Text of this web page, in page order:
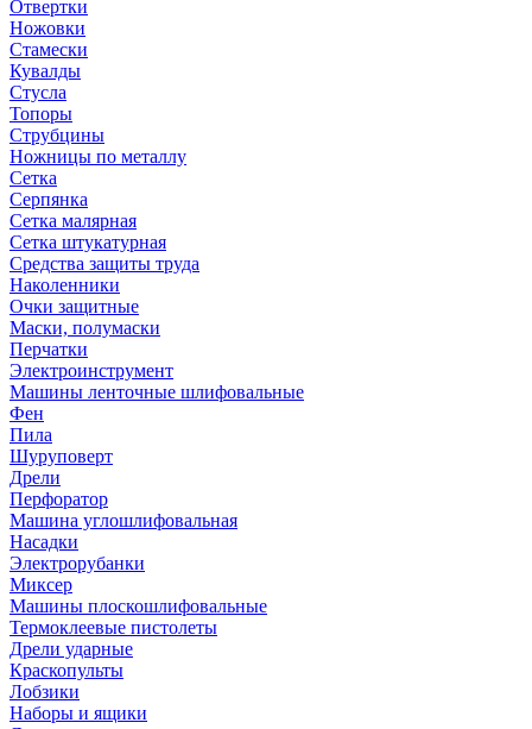
Отвертки
Ножовки
Стамески
Кувалды
Стусла
Топоры
Струбцины
Ножницы по металлу
Сетка
Серпянка
Сетка малярная
Сетка штукатурная
Средства защиты труда
Наколенники
Очки защитные
Маски, полумаски
Перчатки
Электроинструмент
Машины ленточные шлифовальные
Фен
Пила
Шуруповерт
Дрели
Перфоратор
Машина углошлифовальная
Насадки
Электрорубанки
Миксер
Машины плоскошлифовальные
Термоклеевые пистолеты
Дрели ударные
Краскопульты
Лобзики
Наборы и ящики